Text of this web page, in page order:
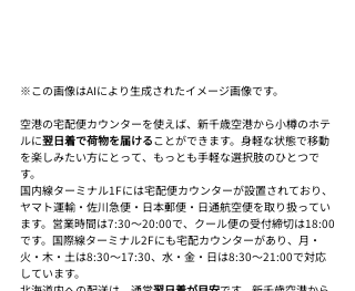
※この画像はAIにより生成されたイメージ画像です。
空港の宅配便カウンターを使えば、新千歳空港から小樽のホテ
ルに翌日着で荷物を届けることができます。身軽な状態で移動
を楽しみたい方にとって、もっとも手軽な選択肢のひとつで
す。
国内線ターミナル1Fには宅配便カウンターが設置されており、
ヤマト運輸・佐川急便・日本郵便・日通航空便を取り扱ってい
ます。営業時間は7:30〜20:00で、クール便の受付締切は18:00
です。国際線ターミナル2Fにも宅配カウンターがあり、月・
火・木・土は8:30〜17:30、水・金・日は8:30〜21:00で対応
しています。